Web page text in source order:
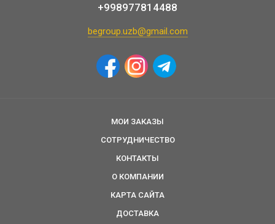
+998977814488
begroup.uzb@gmail.com
МОИ ЗАКАЗЫ
СОТРУДНИЧЕСТВО
КОНТАКТЫ
О КОМПАНИИ
КАРТА САЙТА
ДОСТАВКА